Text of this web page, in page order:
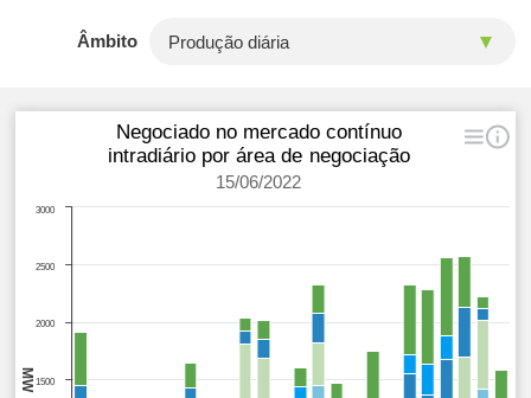
Âmbito
MW
Negociado no mercado contínuo
intradiário por área de negociação
15/06/2022
1500
2000
2500
3000